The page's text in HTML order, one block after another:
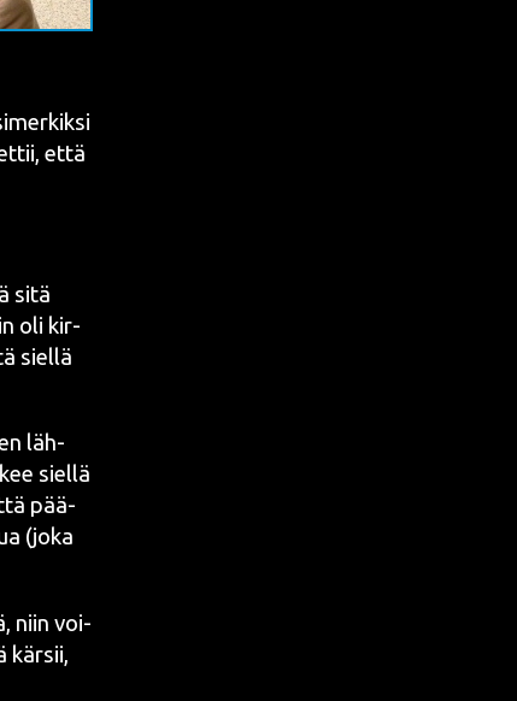
että
sitä
oli kir­
siel­lä
läh­
siel­lä
pää­
(joka
niin voi­
kär­sii,